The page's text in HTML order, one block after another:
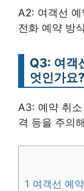
A2: 여객선
전화 예약 방
Q3: 여객
엇인가요?
A3: 예약 취
격 등을 주의
1 여객선 예